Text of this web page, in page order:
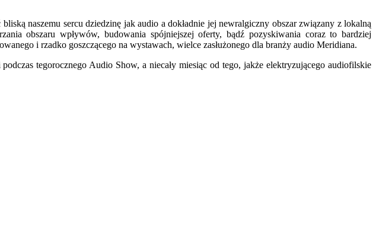
naszemu sercu dziedzinę jak audio a dokładnie jej newralgiczny obszar związany z lokalną
obszaru wpływów, budowania spójniejszej oferty, bądź pozyskiwania coraz to bardziej
i rzadko goszczącego na wystawach, wielce zasłużonego dla branży audio Meridiana.
tegorocznego Audio Show, a niecały miesiąc od tego, jakże elektryzującego audiofilskie